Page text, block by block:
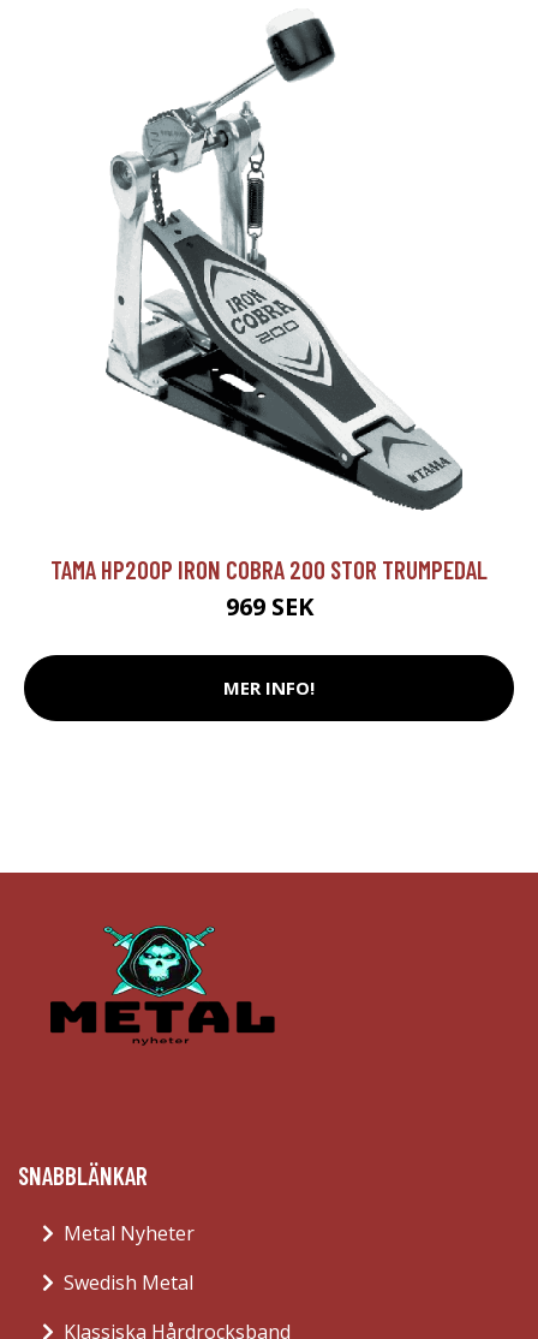
TAMA HP200P IRON COBRA 200 STOR TRUMPEDAL
969 SEK
MER INFO!
SNABBLÄNKAR
Metal Nyheter
Swedish Metal
Klassiska Hårdrocksband